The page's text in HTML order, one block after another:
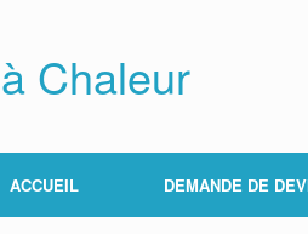
Chaleur
ACCUEIL DEMANDE DE